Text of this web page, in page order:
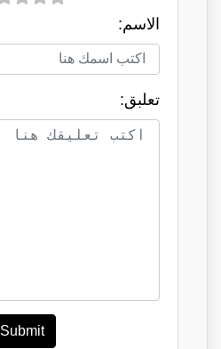
الاسم:
تعلبق:
Submit